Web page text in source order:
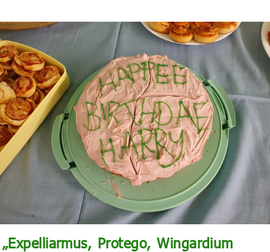
„Expelliarmus, Protego, Wingardium